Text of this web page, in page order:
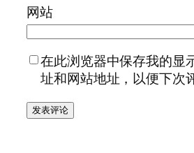
网站
在此浏览器中保存我的显
址和网站地址，以便下次